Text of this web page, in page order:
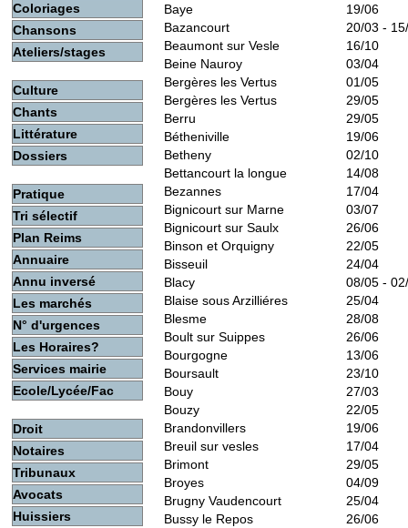
Coloriages
Chansons
Ateliers/stages
Culture
Chants
Littérature
Dossiers
Pratique
Tri sélectif
Plan Reims
Annuaire
Annu inversé
Les marchés
N° d'urgences
Les Horaires?
Services mairie
Ecole/Lycée/Fac
Droit
Notaires
Tribunaux
Avocats
Huissiers
Baye
19/06
Bazancourt
20/03 -
Beaumont sur Vesle
16/10
Beine Nauroy
03/04
Bergères les Vertus
01/05
Bergères les Vertus
29/05
Berru
29/05
Bétheniville
19/06
Betheny
02/10
Bettancourt la longue
14/08
Bezannes
17/04
Bignicourt sur Marne
03/07
Bignicourt sur Saulx
26/06
Binson et Orquigny
22/05
Bisseuil
24/04
Blacy
08/05 -
Blaise sous Arzilliéres
25/04
Blesme
28/08
Boult sur Suippes
26/06
Bourgogne
13/06
Boursault
23/10
Bouy
27/03
Bouzy
22/05
Brandonvillers
19/06
Breuil sur vesles
17/04
Brimont
29/05
Broyes
04/09
Brugny Vaudencourt
25/04
Bussy le Repos
26/06